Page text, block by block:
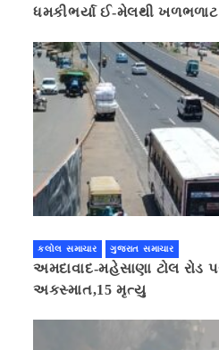
ધમકીભર્યા ઈ-મેલથી ખળભળાટ
કલોલ સમાચાર ગુજરાત સમાચાર
અમદાવાદ-મહેસાણા ટોલ રોડ
અકસ્માત,15 મૃત્યુ